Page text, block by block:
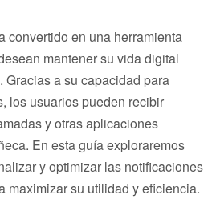
convertido en una herramienta
mantener su vida digital
a su capacidad para
los usuarios pueden recibir
y otras aplicaciones
En esta guía exploraremos
y optimizar las notificaciones
maximizar su utilidad y eficiencia.